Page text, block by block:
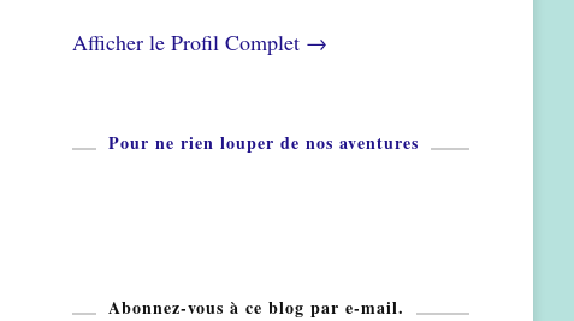
Afficher le Profil Complet →
Pour ne rien louper de nos aventures
Abonnez-vous à ce blog par e-mail.